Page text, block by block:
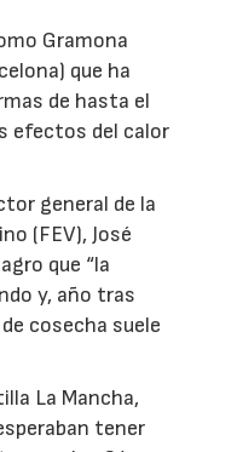
Gramona
que ha
de hasta el
efectos del calor
general de la
(FEV), José
que “la
y, año tras
cosecha suele
La Mancha,
tener